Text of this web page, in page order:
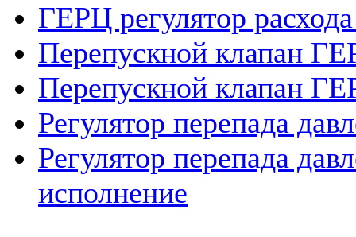
ГЕРЦ регулятор
Перепускной клапан
Перепускной клапан
Регулятор перепада
Регулятор перепада
исполнение